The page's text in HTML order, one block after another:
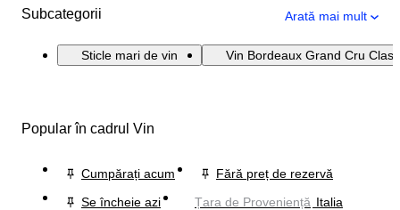
Subcategorii Arată mai mult
Sticle mari de vin Vin Bordeaux Grand Cru
Popular în cadrul Vin
Cumpărați acum
Fără preț de rezervă
Se încheie azi
Țara de Proveniență Italia